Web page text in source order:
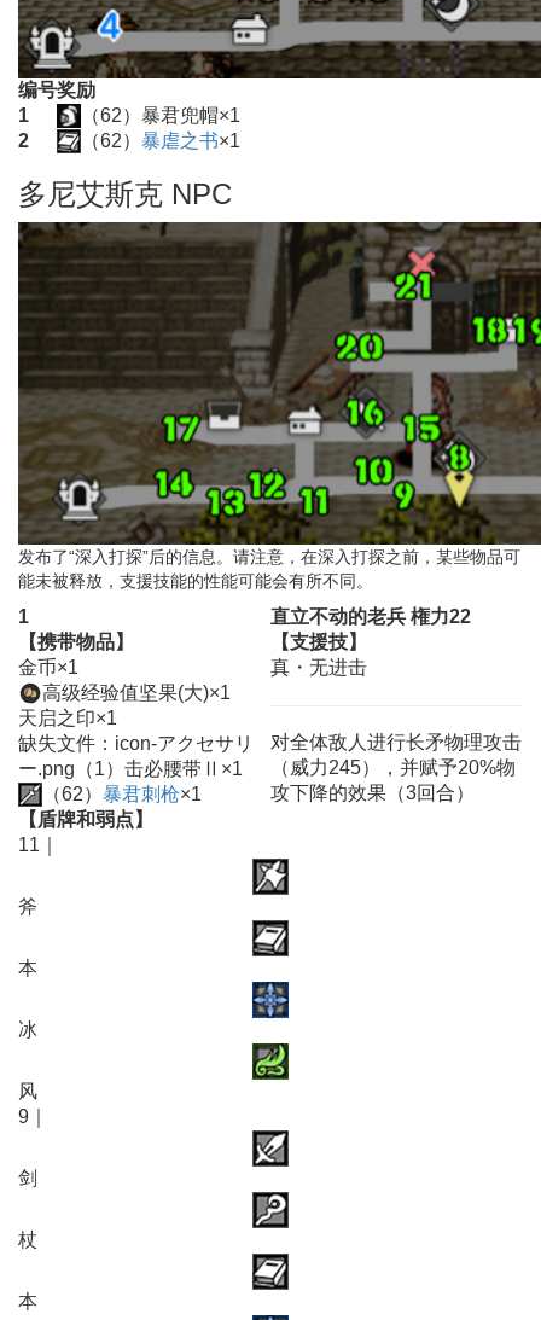
编号奖励
1
（62）暴君兜帽×1
2
（62） 暴虐之书×1
多尼艾斯克 NPC
发布了“深入打探”后的信息。请注意，在深入打探之前，某些物品可
能未被释放，支援技能的性能可能会有所不同。
1
直立不动的老兵 権力22
【携带物品】
金币×1
高级经验值坚果(大)×1
天启之印×1
缺失文件：icon-アクセサリ
ー.png（1）击必腰带Ⅱ×1
（62） 暴君刺枪×1
【支援技】
真・无进击
对全体敌人进行长矛物理攻击
（威力245），并赋予20%物
攻下降的效果（3回合）
【盾牌和弱点】
11｜
斧
本
冰
风
9｜
剑
杖
本